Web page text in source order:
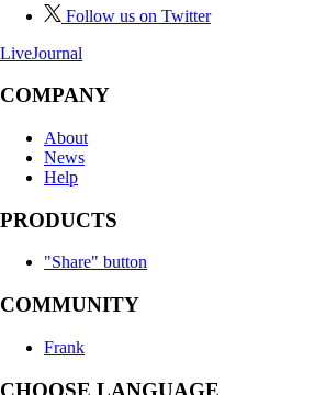
Follow us on Twitter
LiveJournal
COMPANY
About
News
Help
PRODUCTS
"Share" button
COMMUNITY
Frank
CHOOSE LANGUAGE